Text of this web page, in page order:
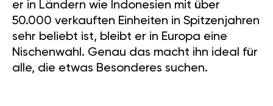
er in Ländern wie Indonesien mit über
50.000 verkauften Einheiten in Spitzenjahren
sehr beliebt ist, bleibt er in Europa eine
Nischenwahl. Genau das macht ihn ideal für
alle, die etwas Besonderes suchen.